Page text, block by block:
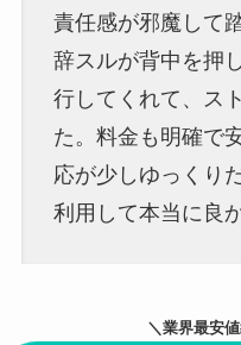
責任感が邪魔して
辞スルが背中を押
行してくれて、ス
た。料金も明確で
応が少しゆっくり
利用して本当に良
＼業界最安